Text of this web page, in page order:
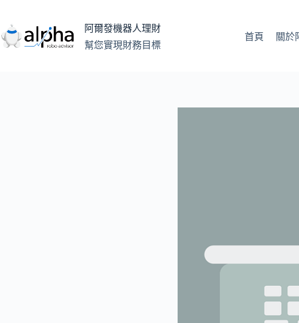
主
要
阿爾發機器人理財
幫您實現財務目標
首頁 關於